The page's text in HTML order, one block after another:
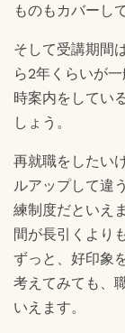
ものもカバーし
そして受講期間
ら2年くらいが
時案内をしてい
しょう。
再就職をしたい
ルアップして違
練制度だといえ
間が長引くより
ずっと、好印象
考えてみても、
いえます。